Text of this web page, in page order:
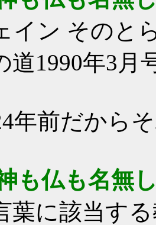
イン そのと
道1990年3月
年前だから
も仏も名無
葉に該当す